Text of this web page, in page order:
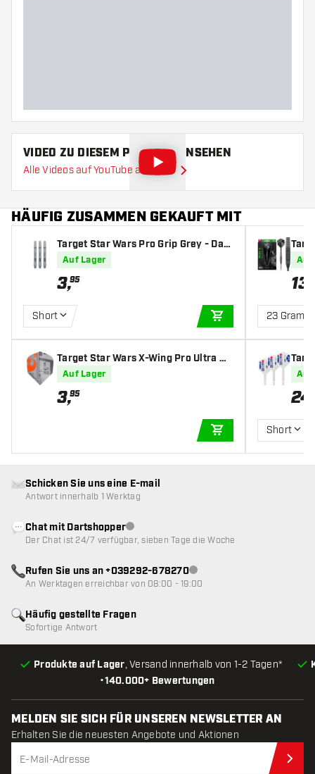
VIDEO ZU DIESEM PRODUKT ANSEHEN
Alle Videos auf YouTube ansehen
HÄUFIG ZUSAMMEN GEKAUFT MIT
Target Star Wars Pro Grip Grey - Dart
Shafts
Auf Lager
3,95
Short
IN DEN
Target Star Wars X-Wing Pro Ultra N
O6 - Dart Flights
Auf Lager
3,95
IN DEN
Auf
23 Gramm
Auf
24
Short
•140.000+ Bewertungen
Produkte auf Lager, Versand innerhalb von 1-2 Tagen*
Häufig gestellte Fragen
Sofortige Antwort
Schicken Sie uns eine E-mail
Antwort innerhalb 1 Werktag
Chat mit DartshopperKundenservice nicht verfügbar
Der Chat ist 24/7 verfügbar, sieben Tage die Woche
Rufen Sie uns an +039292-678270Kundenservice nicht
An Werktagen erreichbar von 08:00 - 19:00
MELDEN SIE SICH FÜR UNSEREN NEWSLETTER AN
Erhalten Sie die neuesten Angebote und Aktionen